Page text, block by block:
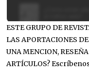
ESTE GRUPO DE
LAS APORTACIONES
UNA MENCION,
ARTÍCULOS?